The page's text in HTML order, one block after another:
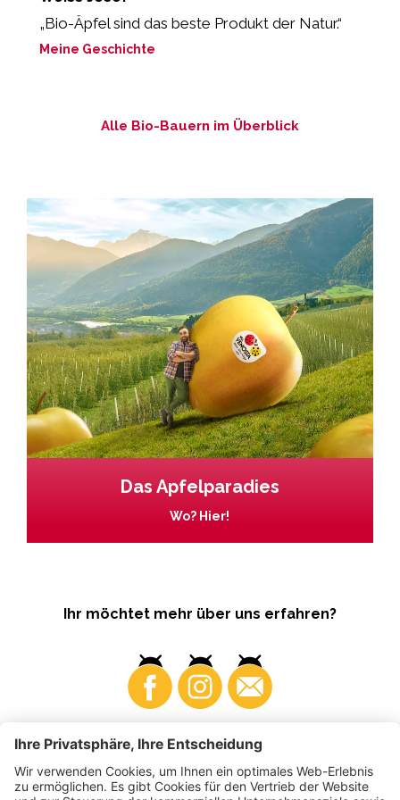
„Bio-Äpfel sind das beste Produkt der Natur.“
Meine Geschichte
Alle Bio-Bauern im Überblick
Das Apfelparadies
Wo? Hier!
Ihr möchtet mehr über uns erfahren?
Business Produzenten